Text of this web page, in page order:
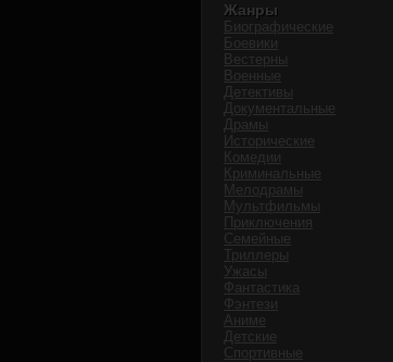
Жанры
Биографические
Боевики
Вестерны
Военные
Детективы
Документальные
Драмы
Исторические
Комедии
Криминальные
Мелодрамы
Мультфильмы
Приключения
Семейные
Триллеры
Ужасы
Фантастика
Фэнтези
Аниме
Детские
Спортивные